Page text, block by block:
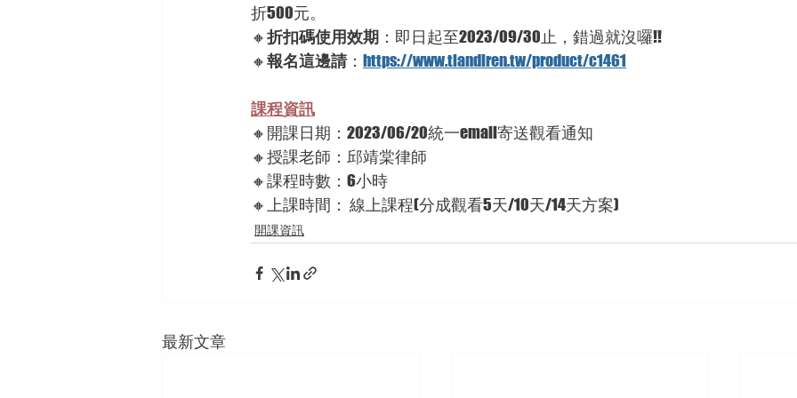
折500元。
🔸折扣碼使用效期 ：即日起至2023/09/30止，錯過就沒囉!!
🔸報名這邊請： https://www.tiandiren.tw/product/c1461
課程資訊
🔸開課日期：2023/06/20統一email寄送觀看通知
🔸授課老師：邱靖棠律師
🔸課程時數：6小時
🔸上課時間： 線上課程(分成觀看5天/10天/14天方案)
開課資訊
最新文章